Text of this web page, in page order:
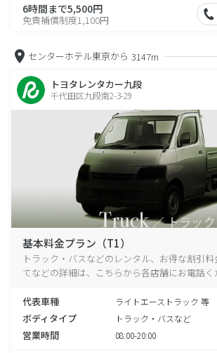
6時間まで5,500円
免責補償制度1,100円
センターホテル東京から 3147m
トヨタレンタカー九段
千代田区九段南2-3-29
基本料金プラン（T1）
トラック・バスなどのレンタル、お得な割引
てなどの詳細は、こちらから各店舗にお電話く
代表車種 ライトエーストラック 等
ボディタイプ トラック・バスなど
営業時間 08:00-20:00